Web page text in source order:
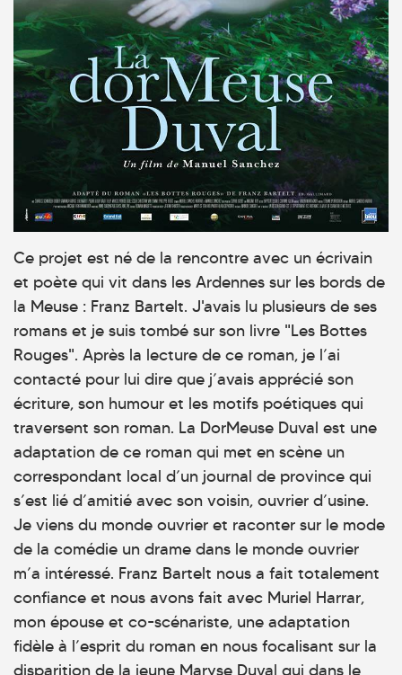
Ce projet est né de la rencontre avec un écrivain
et poète qui vit dans les Ardennes sur les bords de
la Meuse : Franz Bartelt. J'avais lu plusieurs de ses
romans et je suis tombé sur son livre "Les Bottes
Rouges". Après la lecture de ce roman, je l’ai
contacté pour lui dire que j’avais apprécié son
écriture, son humour et les motifs poétiques qui
traversent son roman. La DorMeuse Duval est une
adaptation de ce roman qui met en scène un
correspondant local d’un journal de province qui
s’est lié d’amitié avec son voisin, ouvrier d’usine.
Je viens du monde ouvrier et raconter sur le mode
de la comédie un drame dans le monde ouvrier
m’a intéressé. Franz Bartelt nous a fait totalement
confiance et nous avons fait avec Muriel Harrar,
mon épouse et co-scénariste, une adaptation
fidèle à l’esprit du roman en nous focalisant sur la
disparition de la jeune Maryse Duval qui dans le